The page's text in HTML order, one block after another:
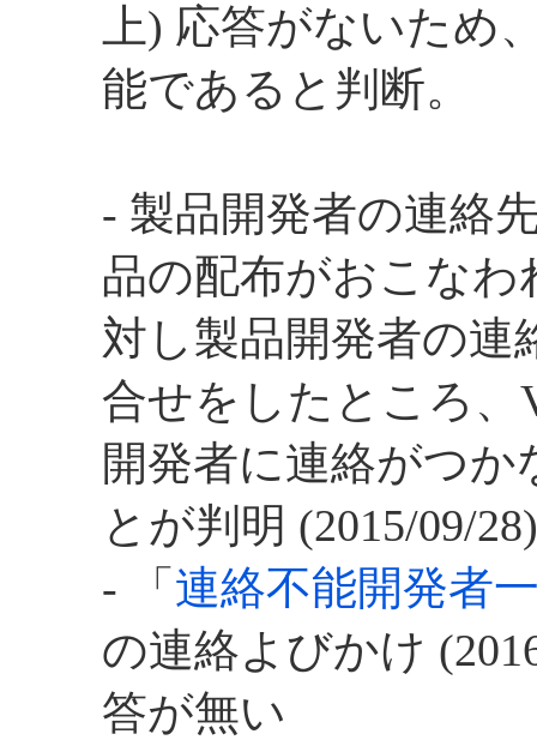
上) 応答がないため
能であると判断。
- 製品開発者の連絡
品の配布がおこなわ
対し製品開発者の連
合せをしたところ、
開発者に連絡がつ
とが判明 (2015/09/
- 「 連絡不能開発者
の連絡よびかけ (
答が無い